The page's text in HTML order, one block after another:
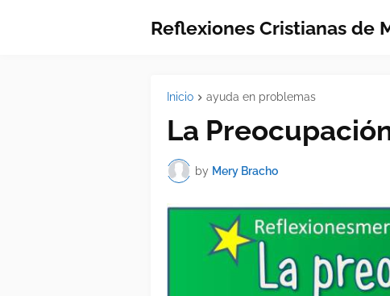
Reflexiones Cristianas de
Inicio ayuda en problemas
La
by Mery Bracho